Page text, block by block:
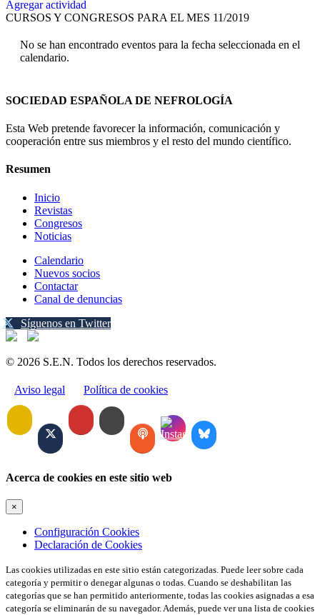
Agregar actividad
CURSOS Y CONGRESOS PARA EL MES 11/2019
No se han encontrado eventos para la fecha seleccionada en el
calendario.
SOCIEDAD ESPAÑOLA DE NEFROLOGÍA
Esta Web pretende favorecer la información, comunicación y
cooperación entre sus miembros y el resto del mundo científico.
Resumen
Inicio
Revistas
Congresos
Noticias
Calendario
Nuevos socios
Contactar
Canal de denuncias
Síguenos en Twitter
© 2026 S.E.N. Todos los derechos reservados.
Aviso legal Política de cookies
Acerca de cookies en este sitio web
×
Configuración Cookies
Declaración de Cookies
Las cookies utilizadas en este sitio están categorizadas. Puede leer sobre cada
categoría y permitir o denegar algunas o todas. Cuando se deshabilitan las
categorías que se han permitido anteriormente, todas las cookies asignadas a esa
categoría se eliminarán de su navegador. Además, puede ver una lista de cookies